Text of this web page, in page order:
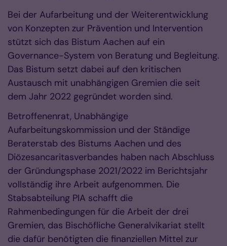
Bei der Aufarbeitung und der Weiterentwicklung
von Konzepten zur Prävention und Intervention
stützt sich das Bistum Aachen auf ein
Governance-System von Beratung und Begleitung.
Das Bistum setzt dabei auf den kritischen
Austausch mit unabhängigen Gremien die seit
dem Jahr 2022 gegründet worden sind.
Betroffenenrat, Unabhängige
Aufarbeitungskommission und der Ständige
Beraterstab des Bistums Aachen und des
Diözesancaritasverbandes haben nach Abschluss
der Gründungsphase 2021/2022 im Berichtsjahr
vollständig ihre Arbeit aufgenommen. Die
Stabsabteilung PIA schafft die
Rahmenbedingungen für die Arbeit der drei
Gremien, das Bischöfliche Generalvikariat stellt
die dafür benötigten die finanziellen Mittel zur